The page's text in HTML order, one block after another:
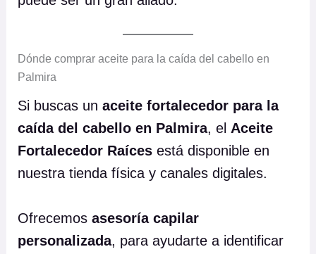
Dónde comprar aceite para la caída del cabello en
Palmira
Si buscas unaceite fortalecedor para la
caída del cabello en Palmira, el Aceite
Fortalecedor Raíces está disponible en
nuestra tienda física y canales digitales.
Ofrecemosasesoría capilar
personalizada, para ayudarte a identificar